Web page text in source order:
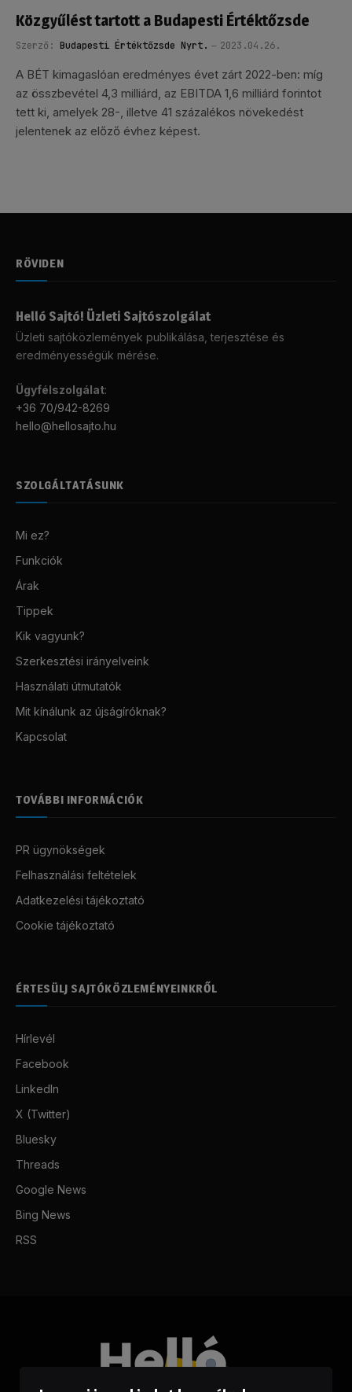
Közgyűlést tartott a Budapesti Értéktőzsde
Szerző: Budapesti Értéktőzsde Nyrt. 2023.04.26.
A BÉT kimagaslóan eredményes évet zárt 2022-ben: míg
az összbevétel 4,3 milliárd, az EBITDA 1,6 milliárd forintot
tett ki, amelyek 28-, illetve 41 százalékos növekedést
jelentenek az előző évhez képest.
RÖVIDEN
Helló Sajtó! Üzleti Sajtószolgálat
Üzleti sajtóközlemények publikálása, terjesztése és
eredményességük mérése.
Ügyfélszolgálat:
+36 70/942-8269
hello@hellosajto.hu
SZOLGÁLTATÁSUNK
Mi ez?
Funkciók
Árak
Tippek
Kik vagyunk?
Szerkesztési irányelveink
Használati útmutatók
Mit kínálunk az újságíróknak?
Kapcsolat
TOVÁBBI INFORMÁCIÓK
PR ügynökségek
Felhasználási feltételek
Adatkezelési tájékoztató
Cookie tájékoztató
ÉRTESÜLJ SAJTÓKÖZLEMÉNYEINKRŐL
Hírlevél
Facebook
LinkedIn
X (Twitter)
Bluesky
Threads
Google News
Bing News
RSS